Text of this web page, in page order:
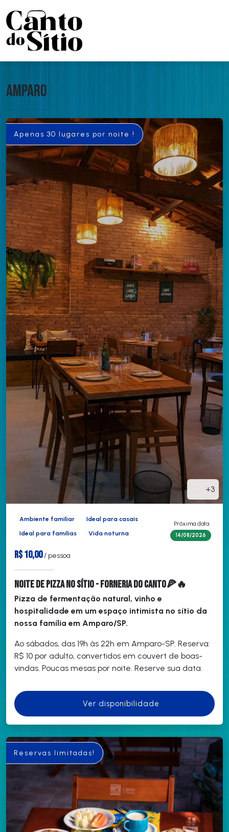
Amparo
Apenas 30 lugares por noite !
+3
Próxima data
14/08/2026
Ambiente familiar
Ideal para casais
Ideal para famílias
Vida noturna
R$ 10,00/ pessoa
Noite de Pizza no Sítio - Forneria do Canto🍕🔥
Pizza de fermentação natural, vinho e
hospitalidade em um espaço intimista no sítio da
nossa família em Amparo/SP.
Ao sábados, das 19h às 22h em Amparo-SP. Reserva:
R$ 10 por adulto, convertidos em couvert de boas-
vindas. Poucas mesas por noite. Reserve sua data.
Ver disponibilidade
Reservas limitadas!